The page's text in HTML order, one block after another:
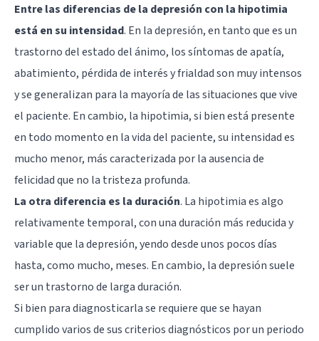
Entre las diferencias de la depresión con la hipotimia
está en su intensidad. En la depresión, en tanto que es un
trastorno del estado del ánimo, los síntomas de apatía,
abatimiento, pérdida de interés y frialdad son muy intensos
y se generalizan para la mayoría de las situaciones que vive
el paciente. En cambio, la hipotimia, si bien está presente
en todo momento en la vida del paciente, su intensidad es
mucho menor, más caracterizada por la ausencia de
felicidad que no la tristeza profunda.
La otra diferencia es la duración. La hipotimia es algo
relativamente temporal, con una duración más reducida y
variable que la depresión, yendo desde unos pocos días
hasta, como mucho, meses. En cambio, la depresión suele
ser un trastorno de larga duración.
Si bien para diagnosticarla se requiere que se hayan
cumplido varios de sus criterios diagnósticos por un periodo